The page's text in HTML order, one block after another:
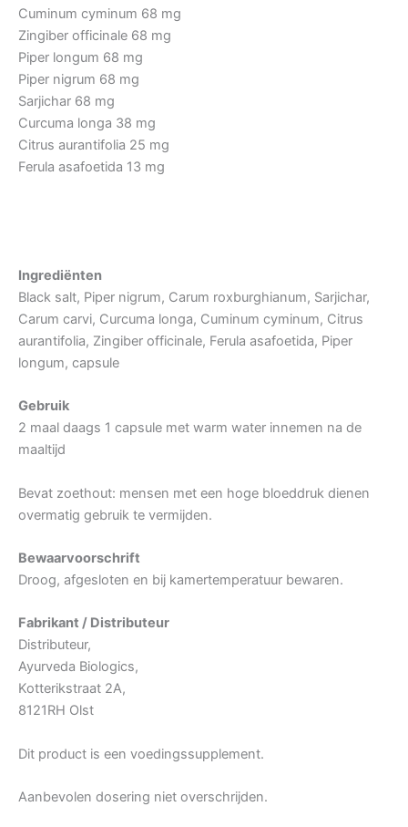
Cuminum cyminum 68 mg
Zingiber officinale 68 mg
Piper longum 68 mg
Piper nigrum 68 mg
Sarjichar 68 mg
Curcuma longa 38 mg
Citrus aurantifolia 25 mg
Ferula asafoetida 13 mg
Ingrediënten
Black salt, Piper nigrum, Carum roxburghianum, Sarjichar,
Carum carvi, Curcuma longa, Cuminum cyminum, Citrus
aurantifolia, Zingiber officinale, Ferula asafoetida, Piper
longum, capsule
Gebruik
2 maal daags 1 capsule met warm water innemen na de
maaltijd
Bevat zoethout: mensen met een hoge bloeddruk dienen
overmatig gebruik te vermijden.
Bewaarvoorschrift
Droog, afgesloten en bij kamertemperatuur bewaren.
Fabrikant / Distributeur
Distributeur,
Ayurveda Biologics,
Kotterikstraat 2A,
8121RH Olst
Dit product is een voedingssupplement.
Aanbevolen dosering niet overschrijden.